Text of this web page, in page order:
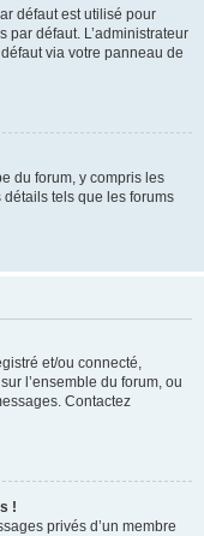
défaut est utilisé pour
par défaut. L’administrateur
via votre panneau de
du forum, y compris les
tels que les forums
et/ou connecté,
l’ensemble du forum, ou
Contactez
!
privés d’un membre